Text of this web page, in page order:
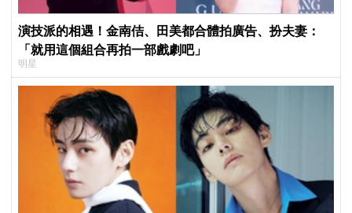
演技派的相遇！金南佶、田美都合體拍廣告、扮夫妻：
「就用這個組合再拍一部戲劇吧」
明星